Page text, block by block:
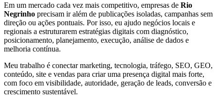
Em um mercado cada vez mais competitivo, empresas de Rio
Negrinho precisam ir além de publicações isoladas, campanhas sem
direção ou ações pontuais. Por isso, eu ajudo negócios locais e
regionais a estruturarem estratégias digitais com diagnóstico,
posicionamento, planejamento, execução, análise de dados e
melhoria contínua.
Meu trabalho é conectar marketing, tecnologia, tráfego, SEO, GEO,
conteúdo, site e vendas para criar uma presença digital mais forte,
com foco em visibilidade, autoridade, geração de leads, conversão e
crescimento sustentável.